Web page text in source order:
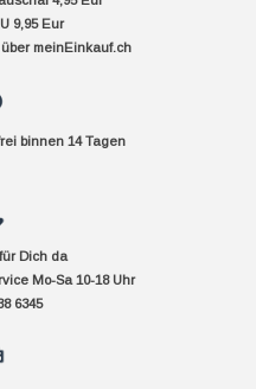
9,95 Eur
meinEinkauf.ch
binnen 14 Tagen
Dich da
Mo-Sa 10-18 Uhr
6345